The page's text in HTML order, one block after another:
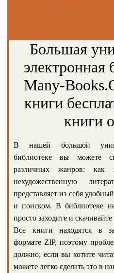
Большая
электронная
Many-
книги
книги
В нашей большой
библиотеке вы можете
различных жанров: как
нехудожественную
представляет из себя
и поиском. В библиотеке
просто заходите и
Все книги находятся в
формате ZIP, поэтому
должно; если вы хотите
можете легко сделать это в